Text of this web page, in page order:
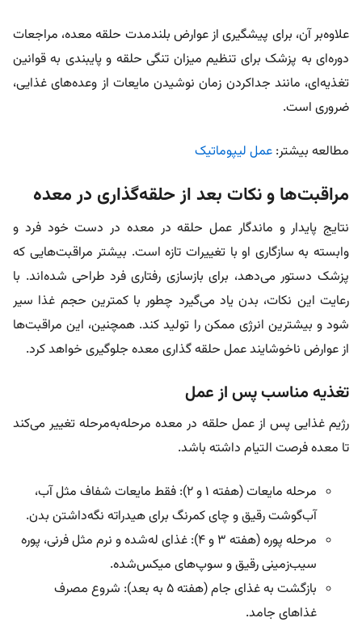
علاوه‌بر آن، برای پیشگیری از عوارض بلندمدت حلقه معده، مراجعات
دوره‌ای به پزشک برای تنظیم میزان تنگی حلقه و پایبندی به قوانین
تغذیه‌ای، مانند جداکردن زمان نوشیدن مایعات از وعده‌های غذایی،
ضروری است.
مطالعه بیشتر: عمل لیپوماتیک
مراقبت‌ها و نکات بعد از حلقه‌گذاری در معده
نتایج پایدار و ماندگار عمل حلقه در معده در دست خود فرد و
وابسته به سازگاری او با تغییرات تازه است. بیشتر مراقبت‌هایی که
پزشک دستور می‌دهد، برای بازسازی رفتاری فرد طراحی شده‌اند. با
رعایت این نکات، بدن یاد می‌گیرد چطور با کمترین حجم غذا سیر
شود و بیشترین انرژی ممکن را تولید کند. همچنین، این مراقبت‌ها
از عوارض ناخوشایند عمل حلقه گذاری معده جلوگیری خواهد کرد.
تغذیه مناسب پس از عمل
رژیم غذایی پس از عمل حلقه در معده مرحله‌به‌مرحله تغییر می‌کند
تا معده فرصت التیام داشته باشد.
مرحله مایعات (هفته ۱ و ۲): فقط مایعات شفاف مثل آب،
آب‌گوشت رقیق و چای کمرنگ برای هیدراته نگه‌داشتن بدن.
مرحله پوره (هفته ۳ و ۴): غذای له‌شده و نرم مثل فرنی، پوره
سیب‌زمینی رقیق و سوپ‌های میکس‌شده.
بازگشت به غذای جام (هفته ۵ به بعد): شروع مصرف
غذاهای جامد.